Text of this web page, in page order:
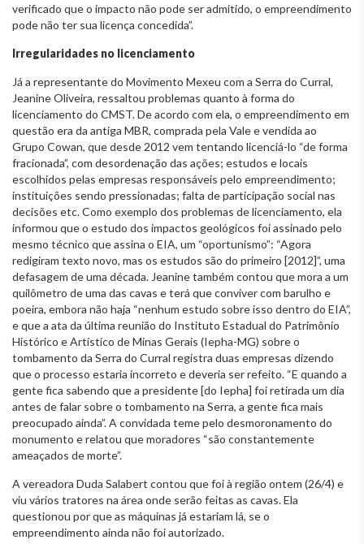
verificado que o impacto não pode ser admitido, o empreendimento
pode não ter sua licença concedida”.
Irregularidades no licenciamento
Já a representante do Movimento Mexeu com a Serra do Curral,
Jeanine Oliveira, ressaltou problemas quanto à forma do
licenciamento do CMST. De acordo com ela, o empreendimento em
questão era da antiga MBR, comprada pela Vale e vendida ao
Grupo Cowan, que desde 2012 vem tentando licenciá-lo “de forma
fracionada”, com desordenação das ações; estudos e locais
escolhidos pelas empresas responsáveis pelo empreendimento;
instituições sendo pressionadas; falta de participação social nas
decisões etc. Como exemplo dos problemas de licenciamento, ela
informou que o estudo dos impactos geológicos foi assinado pelo
mesmo técnico que assina o EIA, um “oportunismo”: “Agora
redigiram texto novo, mas os estudos são do primeiro [2012]”, uma
defasagem de uma década. Jeanine também contou que mora a um
quilômetro de uma das cavas e terá que conviver com barulho e
poeira, embora não haja “nenhum estudo sobre isso dentro do EIA”,
e que a ata da última reunião do Instituto Estadual do Patrimônio
Histórico e Artístico de Minas Gerais (Iepha-MG) sobre o
tombamento da Serra do Curral registra duas empresas dizendo
que o processo estaria incorreto e deveria ser refeito. “E quando a
gente fica sabendo que a presidente [do Iepha] foi retirada um dia
antes de falar sobre o tombamento na Serra, a gente fica mais
preocupado ainda”. A convidada teme pelo desmoronamento do
monumento e relatou que moradores “são constantemente
ameaçados de morte”.
A vereadora Duda Salabert contou que foi à região ontem (26/4) e
viu vários tratores na área onde serão feitas as cavas. Ela
questionou por que as máquinas já estariam lá, se o
empreendimento ainda não foi autorizado.